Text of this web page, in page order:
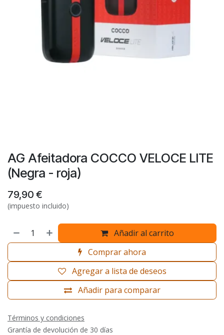
AG Afeitadora COCCO VELOCE LITE
(Negra - roja)
79,90 €
(impuesto incluido)
Añadir al carrito
Comprar ahora
Añadir para comparar
Agregar a lista de deseos
Términos y condiciones
Grantía de devolución de 30 días